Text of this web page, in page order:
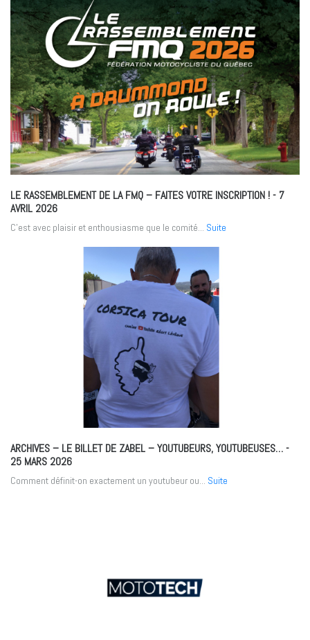
LE RASSEMBLEMENT DE LA FMQ – FAITES VOTRE INSCRIPTION !- 7
AVRIL 2026
C'est avec plaisir et enthousiasme que le comité... Suite
ARCHIVES – LE BILLET DE ZABEL – YOUTUBEURS, YOUTUBEUSES…-
25 MARS 2026
Comment définit-on exactement un youtubeur ou... Suite